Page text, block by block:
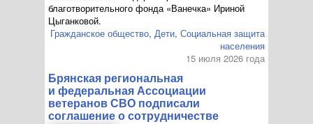
благотворительного фонда «Ванечка» Ириной
Цыганковой.
Гражданское общество, Дети, Социальная защита
населения
15 июля 2026 года
Брянская региональная
и федеральная Ассоциации
ветеранов СВО подписали
соглашение о сотрудничестве